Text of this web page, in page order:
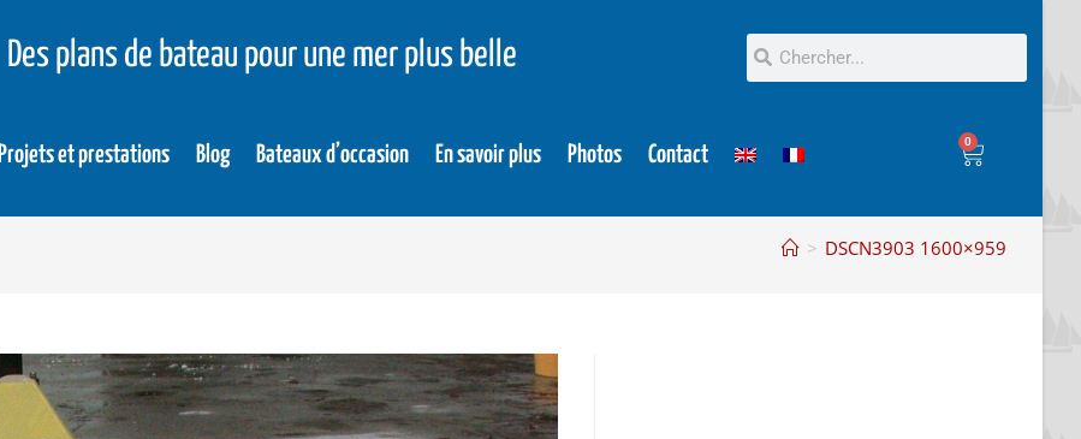
Des plans de bateau pour une mer plus belle
Projets et prestations Blog Bateaux d’occasion En savoir plus Photos Contact
0
> DSCN3903 1600×959